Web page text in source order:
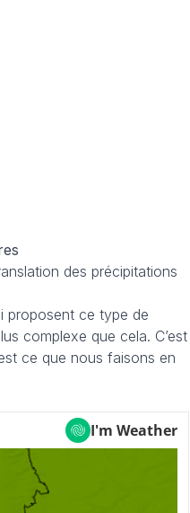
des précipitations
proposent ce type de
complexe que cela. C’est
ce que nous faisons en
météo
cet été historique, allons-
un hiver glacial ?